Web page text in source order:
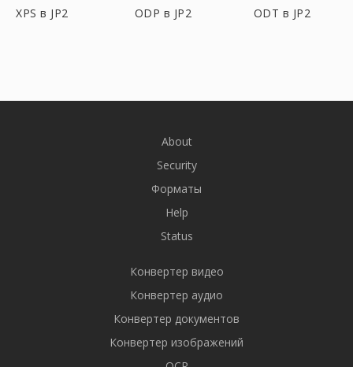
XPS в JP2 ODP в JP2 ODT в JP2
About
Security
Форматы
Help
Status
Конвертер видео
Конвертер аудио
Конвертер документов
Конвертер изображений